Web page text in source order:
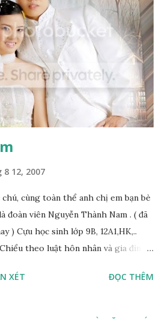
12, 2007
chú, cùng toàn thể anh chị em bạn bè
đoàn viên Nguyễn Thành Nam . ( đã
) Cựu học sinh lớp 9B, 12A1,HK,..
theo luật hôn nhân và gia đình .
thì cũng cưỡng bằng được).Cùng các
cương 9-10- Đinh Hợi tức ngày 18-
XÉT ĐỌC THÊM